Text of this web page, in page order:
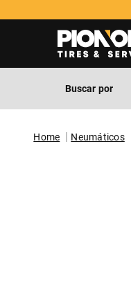
Buscar por
Neumáticos